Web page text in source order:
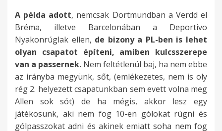
a
l
m
á
b
ó
l
a
s
z
e
z
t
é
k
k
i
,
h
á
á
t
s
z
o
t
t
,
a
h
v
o
l
e
a
h
n
d
o
g
a
n
)
s
e
m
k
e
d
é
s
a
l
a
t
t
t
é
k
b
a
a
m
i
t
j
r
ő
l
m
é
g
s
e
m
m
h
a
g
y
h
a
t
ó
(
b
t
t
?
1
d
b
a
P
L
-
t
,
a
m
i
b
e
n
s
z
z
é
p
p
á
l
y
á
s
,
a
k
.
T
o
v
á
b
b
ó
k
a
t
é
s
v
á
l
A példa adott, nemcsak Dortmundban a Verdd el
Bréma, illetve Barcelonában a Deportivo
Nyakonrúglak ellen, de bizony a PL-ben is lehet
olyan csapatot építeni, amiben kulcsszerepe
van a passernek. Nem feltétlenül baj, ha nem ebbe
az irányba megyünk, sőt, (emlékezetes, nem is oly
rég 2. helyezett csapatunkban sem evett volna meg
Allen sok sót) de ha mégis, akkor lesz egy
játékosunk, aki nem fog 10-en gólokat rúgni és
gólpasszokat adni és akinek emiatt soha nem fog